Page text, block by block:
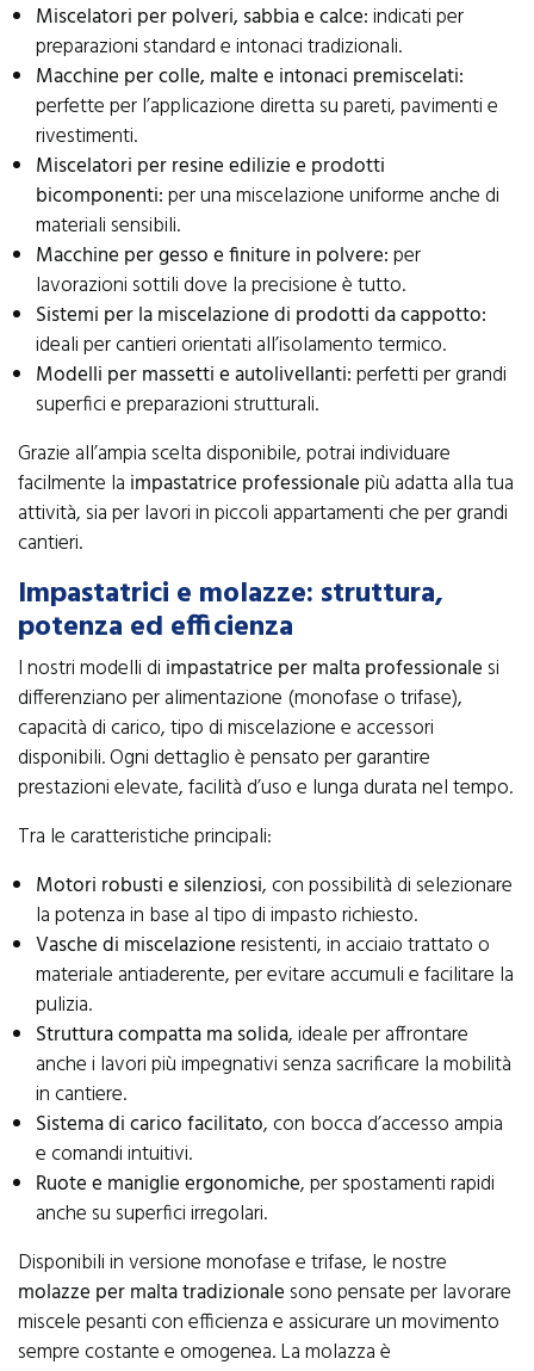
Miscelatori per polveri, sabbia e calce:indicati per
preparazioni standard e intonaci tradizionali.
Macchine per colle, malte e intonaci premiscelati:
perfette per l’applicazione diretta su pareti, pavimenti e
rivestimenti.
Miscelatori per resine edilizie e prodotti
bicomponenti:per una miscelazione uniforme anche di
materiali sensibili.
Macchine per gesso e finiture in polvere:per
lavorazioni sottili dove la precisione è tutto.
Sistemi per la miscelazione di prodotti da cappotto:
ideali per cantieri orientati all’isolamento termico.
Modelli per massetti e autolivellanti:perfetti per grandi
superfici e preparazioni strutturali.
Grazie all’ampia scelta disponibile, potrai individuare
facilmente la impastatrice professionalepiù adatta alla tua
attività, sia per lavori in piccoli appartamenti che per grandi
cantieri.
Impastatrici e molazze: struttura,
potenza ed efficienza
I nostri modelli di impastatrice per malta professionale si
differenziano per alimentazione (monofase o trifase),
capacità di carico, tipo di miscelazione e accessori
disponibili. Ogni dettaglio è pensato per garantire
prestazioni elevate, facilità d’uso e lunga durata nel tempo.
Tra le caratteristiche principali:
Motori robusti e silenziosi, con possibilità di selezionare
la potenza in base al tipo di impasto richiesto.
Vasche di miscelazioneresistenti, in acciaio trattato o
materiale antiaderente, per evitare accumuli e facilitare la
pulizia.
Struttura compatta ma solida, ideale per affrontare
anche i lavori più impegnativi senza sacrificare la mobilità
in cantiere.
Sistema di carico facilitato, con bocca d’accesso ampia
e comandi intuitivi.
Ruote e maniglie ergonomiche, per spostamenti rapidi
anche su superfici irregolari.
Disponibili in versione monofase e trifase, le nostre
molazze per malta tradizionale sono pensate per lavorare
miscele pesanti con efficienza e assicurare un movimento
sempre costante e omogenea. La molazza è